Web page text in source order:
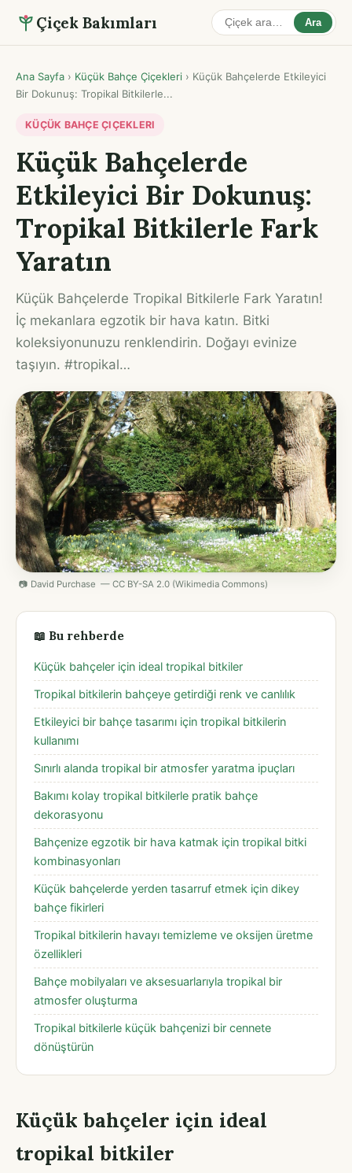
Çiçek Bakımları Ara
Ana Sayfa › Küçük Bahçe Çiçekleri › Küçük Bahçelerde Etkileyici
Bir Dokunuş: Tropikal Bitkilerle...
KÜÇÜK BAHÇE ÇIÇEKLERI
Küçük Bahçelerde
Etkileyici Bir Dokunuş:
Tropikal Bitkilerle Fark
Yaratın
Küçük Bahçelerde Tropikal Bitkilerle Fark Yaratın!
İç mekanlara egzotik bir hava katın. Bitki
koleksiyonunuzu renklendirin. Doğayı evinize
taşıyın. #tropikal…
📷 David Purchase — CC BY-SA 2.0 (Wikimedia Commons)
📖 Bu rehberde
Küçük bahçeler için ideal tropikal bitkiler
Tropikal bitkilerin bahçeye getirdiği renk ve canlılık
Etkileyici bir bahçe tasarımı için tropikal bitkilerin
kullanımı
Sınırlı alanda tropikal bir atmosfer yaratma ipuçları
Bakımı kolay tropikal bitkilerle pratik bahçe
dekorasyonu
Bahçenize egzotik bir hava katmak için tropikal bitki
kombinasyonları
Küçük bahçelerde yerden tasarruf etmek için dikey
bahçe fikirleri
Tropikal bitkilerin havayı temizleme ve oksijen üretme
özellikleri
Bahçe mobilyaları ve aksesuarlarıyla tropikal bir
atmosfer oluşturma
Tropikal bitkilerle küçük bahçenizi bir cennete
dönüştürün
Küçük bahçeler için ideal
tropikal bitkiler